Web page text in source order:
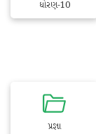
ધોરણ-10
પ્રજ્ઞા